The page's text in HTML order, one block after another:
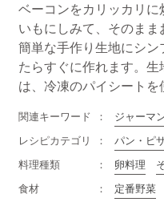
ベーコンをカリッカリ
いもにしみて、そのまま
簡単な手作り生地にシン
たらすぐに作れます。生
は、冷凍のパイシートを
関連キーワード ジャーマ
レシピカテゴリ
パン・ピ
料理種類
卵料理
食材
定番野菜